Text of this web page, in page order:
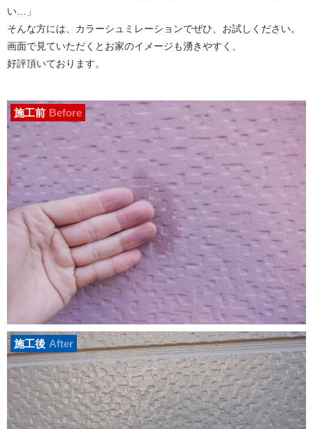
い…」
そんな方には、カラーシュミレーションでぜひ、お試しください。
画面で見ていただくとお家のイメージも湧きやすく、
好評頂いております。
施工前 Before
施工後 After